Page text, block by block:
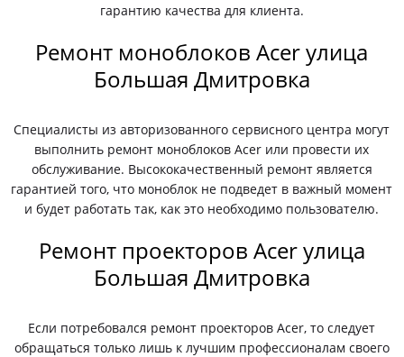
гарантию качества для клиента.
Ремонт моноблоков Acer улица
Большая Дмитровка
Специалисты из авторизованного сервисного центра могут
выполнить ремонт моноблоков Acer или провести их
обслуживание. Высококачественный ремонт является
гарантией того, что моноблок не подведет в важный момент
и будет работать так, как это необходимо пользователю.
Ремонт проекторов Acer улица
Большая Дмитровка
Если потребовался ремонт проекторов Acer, то следует
обращаться только лишь к лучшим профессионалам своего